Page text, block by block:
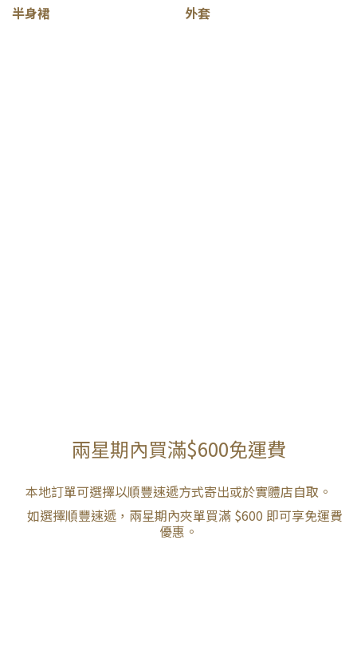
半身裙 外套
兩星期內買滿$600免運費
本地訂單可選擇以順豐速遞方式寄出或於實體店自取。
如選擇順豐速遞，兩星期內夾單買滿 $600 即可享免運費
優惠。